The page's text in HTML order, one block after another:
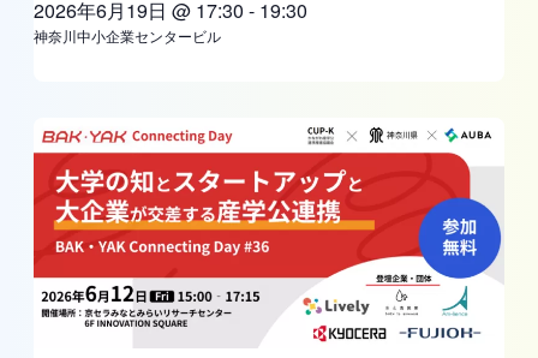
2026年6月19日 @ 17:30 - 19:30
神奈川中小企業センタービル